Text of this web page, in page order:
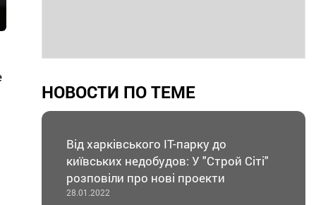
НОВОСТИ ПО ТЕМЕ
Від харківського IT-парку до
київських недобудов: У "Строй Сіті"
розповіли про нові проекти
28.01.2022